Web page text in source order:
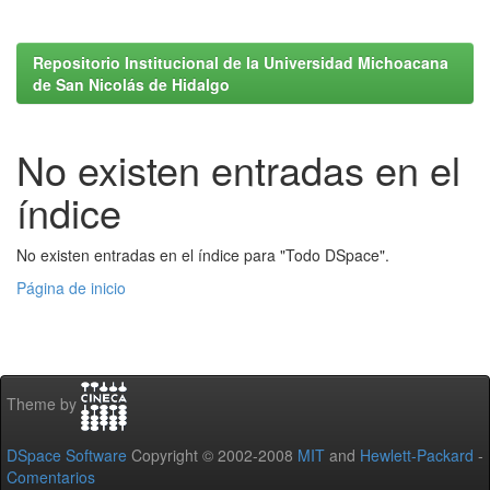
Repositorio Institucional de la Universidad Michoacana
de San Nicolás de Hidalgo
No existen entradas en el
índice
No existen entradas en el índice para "Todo DSpace".
Página de inicio
Theme by
DSpace Software Copyright © 2002-2008 MIT and Hewlett-Packard -
Comentarios